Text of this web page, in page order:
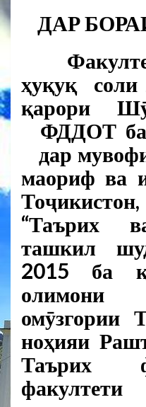
ДАР
ҳуқуқ соли
қарори
ФДДОТ
дар
маориф ва
“Таърих
ташкил
2015 ба
олимони
омӯзгории
ноҳияи
Таърих